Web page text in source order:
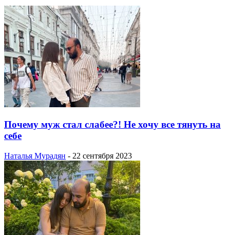
Почему муж стал слабее?! Не хочу все тянуть на
себе
Наталья Мурадян - 22 сентября 2023